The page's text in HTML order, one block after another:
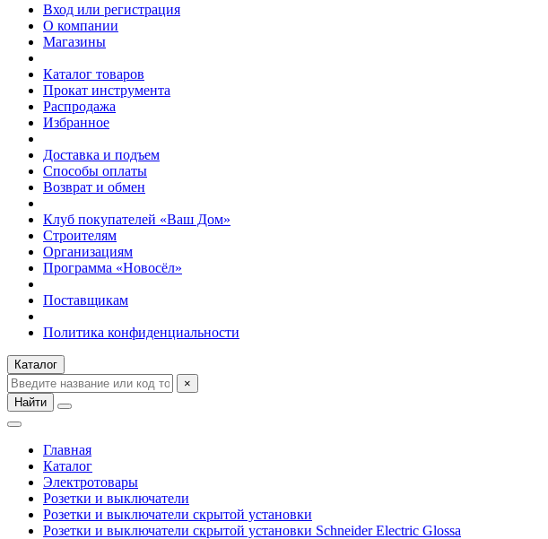
Вход или регистрация
О компании
Магазины
Каталог товаров
Прокат инструмента
Распродажа
Избранное
Доставка и подъем
Способы оплаты
Возврат и обмен
Клуб покупателей «Ваш Дом»
Строителям
Организациям
Программа «Новосёл»
Поставщикам
Политика конфиденциальности
Каталог
×
Найти
Главная
Каталог
Электротовары
Розетки и выключатели
Розетки и выключатели скрытой установки
Розетки и выключатели скрытой установки Schneider Electric Glossa